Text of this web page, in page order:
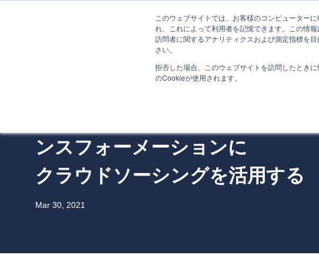
このウェブサイトでは、お客様のコンピューター
れ、これによって利用者を記憶できます。この情
訪問者に関するアナリティクスおよび測定指標を
さい。
拒否した場合、このウェブサイトを訪問したとき
のCookieが使用されます。
ンスフォーメーションに
クラウドソーシングを活用する
Mar 30, 2021